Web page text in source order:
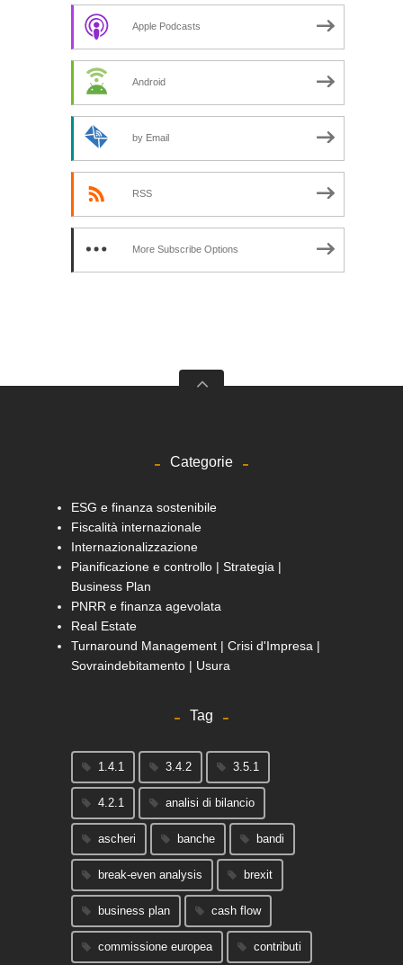
Apple Podcasts
Android
by Email
RSS
More Subscribe Options
Categorie
ESG e finanza sostenibile
Fiscalità internazionale
Internazionalizzazione
Pianificazione e controllo | Strategia |
Business Plan
PNRR e finanza agevolata
Real Estate
Turnaround Management | Crisi d'Impresa |
Sovraindebitamento | Usura
Tag
1.4.1 3.4.2 3.5.1
4.2.1 analisi di bilancio
ascheri banche bandi
break-even analysis brexit
business plan cash flow
commissione europea contributi